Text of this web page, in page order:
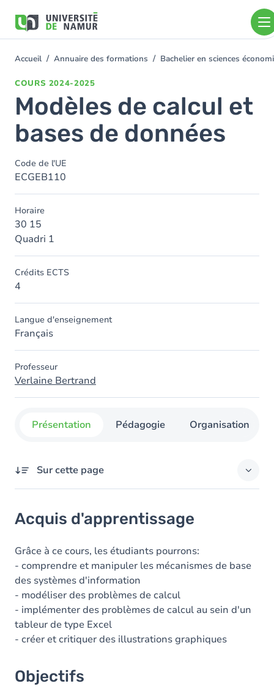
contenu
You
Accueil Annuaire des formations Bachelier en sciences
COURS 2024-2025
Modèles de calcul et
bases de données
Code de l'UE
ECGEB110
Horaire
30 15
Quadri 1
Crédits ECTS
4
Langue d'enseignement
Français
Professeur
Verlaine Bertrand
Présentation Pédagogie Organisation
Sur cette page
Objectifs
Contenu
Acquis d'apprentissage
Grâce à ce cours, les étudiants pourrons:
- comprendre et manipuler les mécanismes de base
des systèmes d'information
- modéliser des problèmes de calcul
- implémenter des problèmes de calcul au sein d'un
tableur de type Excel
- créer et critiquer des illustrations graphiques
Objectifs